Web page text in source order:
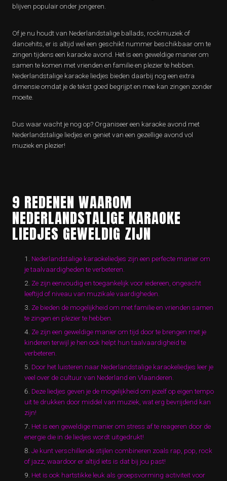
blijven populair onder jongeren.
Of je nu houdt van Nederlandstalige ballads, rockmuziek of
dancehits, er is altijd wel een geschikt nummer beschikbaar om te
zingen tijdens een karaoke avond. Het is een geweldige manier om
samen te komen met vrienden en familie en plezier te hebben.
Nederlandstalige karaoke liedjes bieden daarbij nog een extra
dimensie omdat je de tekst goed begrijpt en mee kan zingen zonder
moeite.
Dus waar wacht je nog op? Organiseer een karaoke avond met
Nederlandstalige liedjes en geniet van een gezellige avond vol
muziek en plezier!
9 REDENEN WAAROM
NEDERLANDSTALIGE KARAOKE
LIEDJES GEWELDIG ZIJN
Nederlandstalige karaokeliedjes zijn een perfecte manier om
je taalvaardigheden te verbeteren.
Ze zijn eenvoudig en toegankelijk voor iedereen, ongeacht
leeftijd of niveau van muzikale vaardigheden.
Ze bieden de mogelijkheid om met familie en vrienden samen
te zingen en plezier te hebben.
Ze zijn een geweldige manier om tijd door te brengen met je
kinderen terwijl je hen ook helpt hun taalvaardigheid te
verbeteren.
Door het luisteren naar Nederlandstalige karaokeliedjes leer je
veel over de cultuur van Nederland en Vlaanderen.
Deze liedjes geven je de mogelijkheid om jezelf op eigen tempo
uit te drukken door middel van muziek, wat erg bevrijdend kan
zijn!
Het is een geweldige manier om stress af te reageren door de
energie die in de liedjes wordt uitgedrukt!
Je kunt verschillende stijlen combineren zoals rap, pop, rock
of jazz, waardoor er altijd iets is dat bij jou past!
Het is ook hartstikke leuk als groepsvorming activiteit voor